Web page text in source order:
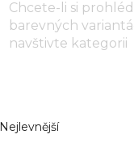
Chcete-li si
barevných
navštivte kategorii
Nejlevnější